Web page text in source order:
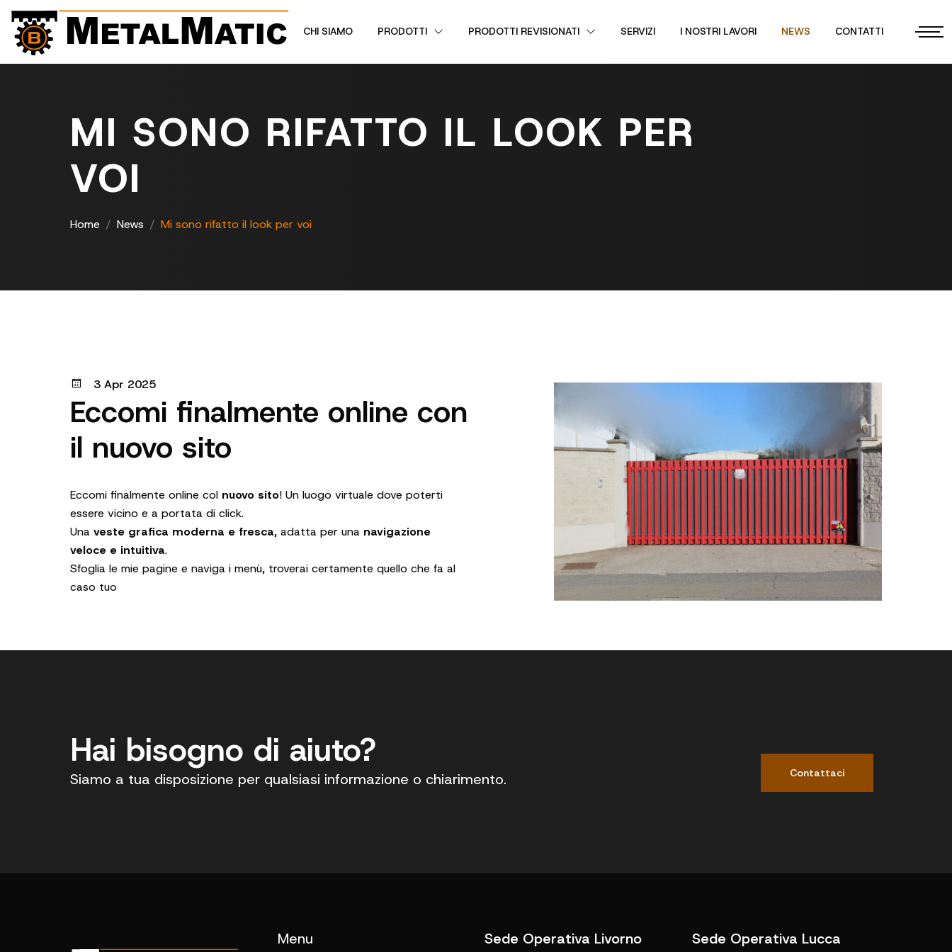
CHI SIAMO PRODOTTI PRODOTTI REVISIONATI SERVIZI I NOSTRI LAVORI NEWS CONTATTI
MI SONO RIFATTO IL LOOK PER
VOI
Home News Mi sono rifatto il look per voi
3 Apr 2025
Eccomi finalmente online con
il nuovo sito
Eccomi finalmente online col nuovo sito! Un luogo virtuale dove poterti
essere vicino e a portata di click.
Una veste grafica moderna e fresca, adatta per una navigazione
veloce e intuitiva.
Sfoglia le mie pagine e naviga i menù, troverai certamente quello che fa al
caso tuo
Hai bisogno di aiuto?
Siamo a tua disposizione per qualsiasi informazione o chiarimento. Contattaci
Menu Sede Operativa Livorno Sede Operativa Lucca